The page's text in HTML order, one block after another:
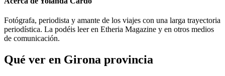
Fotógrafa, periodista y amante de los viajes con una larga trayectoria
periodística. La podéis leer en Etheria Magazine y en otros medios
de comunicación.
Qué ver en Girona provincia